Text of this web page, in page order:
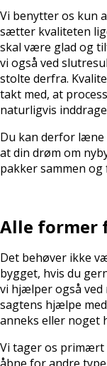
Vi benytter os kun
sætter kvaliteten
skal være glad og
vi også ved
stolte derfra.
takt med, at
naturligvis
Du kan derfor
at din drøm om
pakker sammen
Alle former
Det behøver ikke
bygget, hvis du
vi hjælper også
sagtens hjælpe
anneks eller noget
Vi tager os primært
åbne for andre